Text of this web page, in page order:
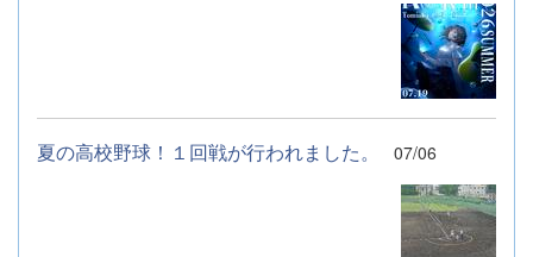
夏の高校野球！１回戦が行われました。 07/06